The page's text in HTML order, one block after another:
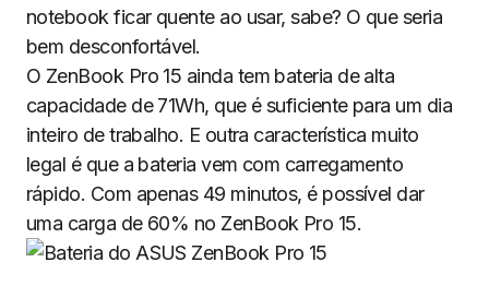
notebook ficar quente ao usar, sabe? O que seria
bem desconfortável.
O ZenBook Pro 15 ainda tem bateria de alta
capacidade de 71Wh, que é suficiente para um dia
inteiro de trabalho. E outra característica muito
legal é que a bateria vem com carregamento
rápido. Com apenas 49 minutos, é possível dar
uma carga de 60% no ZenBook Pro 15.